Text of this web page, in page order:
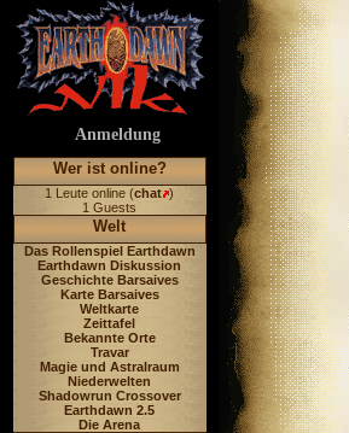
Anmeldung
Wer ist online?
1 Leute online (chat )
1 Guests
Welt
Das Rollenspiel Earthdawn
Earthdawn Diskussion
Geschichte Barsaives
Karte Barsaives
Weltkarte
Zeittafel
Bekannte Orte
Travar
Magie und Astralraum
Niederwelten
Shadowrun Crossover
Earthdawn 2.5
Die Arena